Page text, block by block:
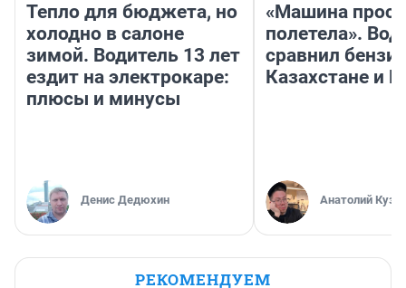
Тепло для бюджета, но
холодно в салоне
зимой. Водитель 13 лет
ездит на электрокаре:
плюсы и минусы
Денис Дедюхин
«Машина
полетела».
сравнил
Казахстане и
Анатолий
РЕКОМЕНДУЕМ